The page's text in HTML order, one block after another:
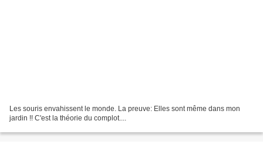
Les souris envahissent le monde. La preuve: Elles sont même dans mon
jardin !! C'est la théorie du complot....